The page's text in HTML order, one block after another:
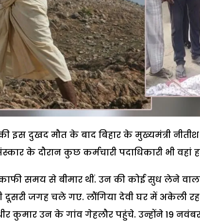
इस दुखद मौत के बाद बिहार के मुख्यमंत्री
के दौरान कुछ कर्मचारी पदाधिकारी भी वहां
काफी समय से बीमार थीं. उन की कोई सुध लेने
जगह चले गए. लौंगिया देवी घर में अकेली
कुमार उन के गांव गेहलौर पहुंचे. उन्होंने 19